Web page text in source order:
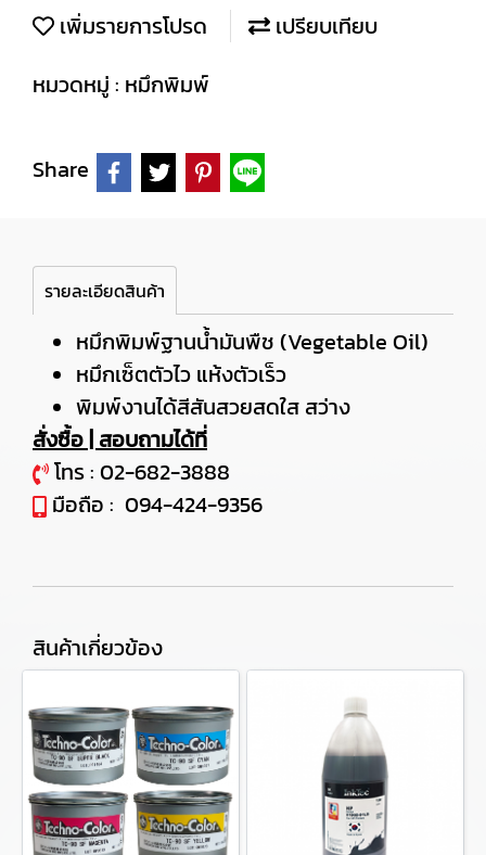
เพิ่มรายการโปรด
เปรียบเทียบ
หมวดหมู่ : หมึกพิมพ์
Share
รายละเอียดสินค้า
หมึกพิมพ์ฐานน้ำมันพืช (Vegetable Oil)
หมึกเซ็ตตัวไว แห้งตัวเร็ว
พิมพ์งานได้สีสันสวยสดใส สว่าง
สั่งซื้อ | สอบถามได้ที่
โทร : 02-682-3888
มือถือ : 094-424-9356
สินค้าเกี่ยวข้อง